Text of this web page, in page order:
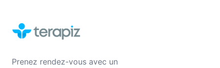
Prenez rendez-vous avec un